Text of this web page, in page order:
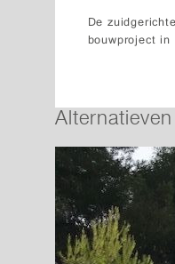
De
bouwproject
Alternatieven